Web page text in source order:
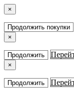
×
Продолжить покупки
×
Продолжить
×
Продолжить